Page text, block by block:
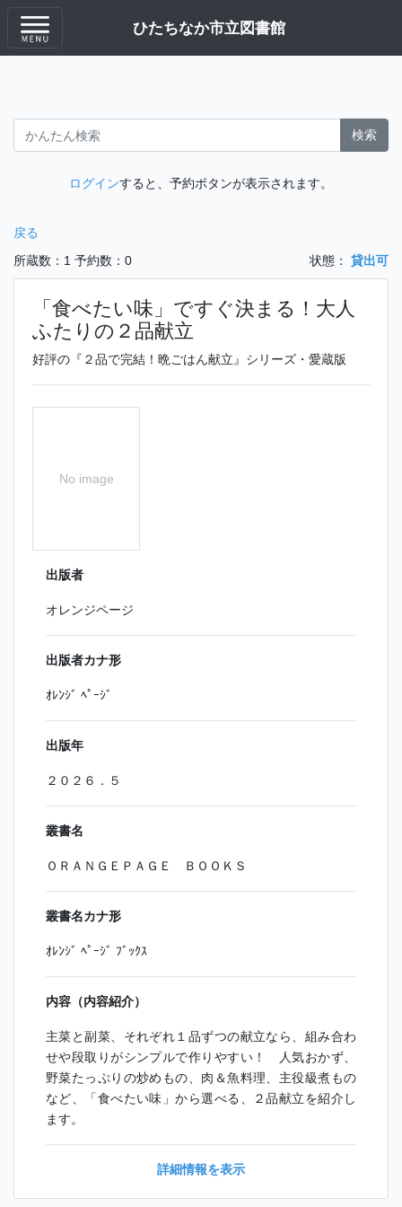
ひたちなか市立図書館
検索
ログインすると、予約ボタンが表示されます。
戻る
所蔵数：1 予約数：0 状態： 貸出可
「食べたい味」ですぐ決まる！大人
ふたりの２品献立
好評の『２品で完結！晩ごはん献立』シリーズ・愛蔵版
No image
出版者
オレンジページ
出版者カナ形
ｵﾚﾝｼﾞ ﾍﾟｰｼﾞ
出版年
２０２６．５
叢書名
ＯＲＡＮＧＥＰＡＧＥ ＢＯＯＫＳ
叢書名カナ形
ｵﾚﾝｼﾞ ﾍﾟｰｼﾞ ﾌﾞｯｸｽ
内容（内容紹介）
主菜と副菜、それぞれ１品ずつの献立なら、組み合わ
せや段取りがシンプルで作りやすい！ 人気おかず、
野菜たっぷりの炒めもの、肉＆魚料理、主役級煮もの
など、「食べたい味」から選べる、２品献立を紹介し
ます。
詳細情報を表示